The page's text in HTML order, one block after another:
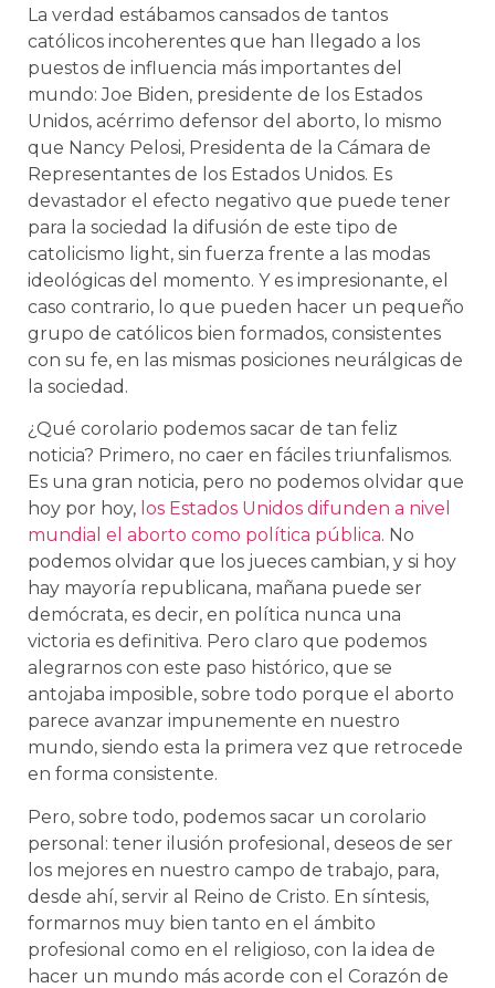
La verdad estábamos cansados de tantos
católicos incoherentes que han llegado a los
puestos de influencia más importantes del
mundo: Joe Biden, presidente de los Estados
Unidos, acérrimo defensor del aborto, lo mismo
que Nancy Pelosi, Presidenta de la Cámara de
Representantes de los Estados Unidos. Es
devastador el efecto negativo que puede tener
para la sociedad la difusión de este tipo de
catolicismo light, sin fuerza frente a las modas
ideológicas del momento. Y es impresionante, el
caso contrario, lo que pueden hacer un pequeño
grupo de católicos bien formados, consistentes
con su fe, en las mismas posiciones neurálgicas de
la sociedad.
¿Qué corolario podemos sacar de tan feliz
noticia? Primero, no caer en fáciles triunfalismos.
Es una gran noticia, pero no podemos olvidar que
hoy por hoy, los Estados Unidos difunden a nivel
mundial el aborto como política pública. No
podemos olvidar que los jueces cambian, y si hoy
hay mayoría republicana, mañana puede ser
demócrata, es decir, en política nunca una
victoria es definitiva. Pero claro que podemos
alegrarnos con este paso histórico, que se
antojaba imposible, sobre todo porque el aborto
parece avanzar impunemente en nuestro
mundo, siendo esta la primera vez que retrocede
en forma consistente.
Pero, sobre todo, podemos sacar un corolario
personal: tener ilusión profesional, deseos de ser
los mejores en nuestro campo de trabajo, para,
desde ahí, servir al Reino de Cristo. En síntesis,
formarnos muy bien tanto en el ámbito
profesional como en el religioso, con la idea de
hacer un mundo más acorde con el Corazón de